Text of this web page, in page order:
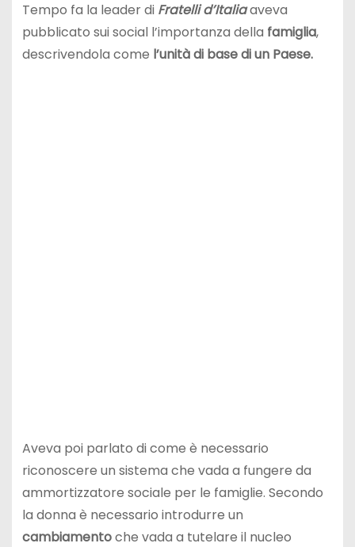
Tempo fa la leader di Fratelli d’Italiaaveva
pubblicato sui social l’importanza della famiglia,
descrivendola come l’unità di base di un Paese.
Aveva poi parlato di come è necessario
riconoscere un sistema che vada a fungere da
ammortizzatore sociale per le famiglie. Secondo
la donna è necessario introdurre un
cambiamentoche vada a tutelare il nucleo